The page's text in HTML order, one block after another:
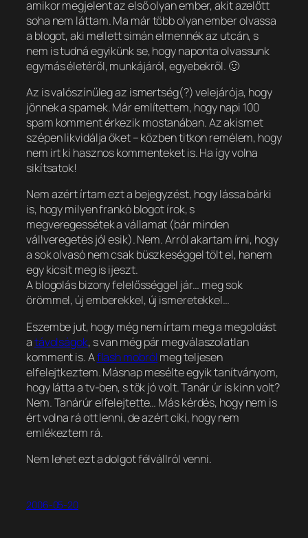
amikor megjelent az első olyan ember, akit azelőtt
soha nem láttam. Ma már több olyan ember olvassa
a blogot, aki mellett simán elmennék az utcán, s
nem is tudná egyikünk se, hogy naponta olvassunk
egymás életéről, munkájáról, egyebekről. 🙂
Az is valószínűleg az ismertség(?) velejárója, hogy
jönnek a spamek. Már említettem, hogy napi 100
spam komment érkezik mostanában. Az akismet
szépen likvidálja őket – közben titkon remélem, hogy
nem irt ki hasznos kommenteket is. Ha így volna
sikítsatok!
Nem azért írtam ezt a bejegyzést, hogy lássa bárki
is, hogy milyen frankó blogot írok, s
megveregessétek a vállamat (bár minden
vállveregetés jól esik). Nem. Arról akartam írni, hogy
a sok olvasó nem csak büszkeséggel tölt el, hanem
egy kicsit meg is ijeszt.
A blogolás bizony felelősséggel jár… meg sok
örömmel, új emberekkel, új ismeretekkel…
Eszembe jut, hogy még nem írtam meg a megoldást
atávolságok, s van még pár megválaszolatlan
komment is. Aflash mobrólmeg teljesen
elfelejtkeztem. Másnap mesélte egyik tanítványom,
hogy látta a tv-ben, s tök jó volt.Tanár úr is kinn volt?
Nem. Tanárúr elfelejtette… Más kérdés, hogy nem is
ért volna rá ott lenni, de azért ciki, hogy nem
emlékeztem rá.
Nem lehet ezt a dolgot félvállról venni.
2006-05-20